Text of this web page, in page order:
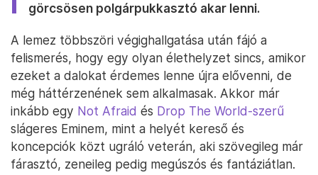
görcsösen polgárpukkasztó akar lenni.
A lemez többszöri végighallgatása után fájó a
felismerés, hogy egy olyan élethelyzet sincs, amikor
ezeket a dalokat érdemes lenne újra elővenni, de
még háttérzenének sem alkalmasak. Akkor már
inkább egy Not Afraid és Drop The World-szerű
slágeres Eminem, mint a helyét kereső és
koncepciók közt ugráló veterán, aki szövegileg már
fárasztó, zeneileg pedig megúszós és fantáziátlan.